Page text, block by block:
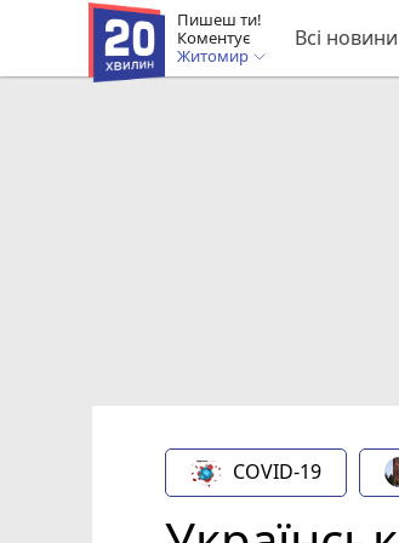
Пишеш ти!
Коментує
Житомир
Всі новини
COVID-19